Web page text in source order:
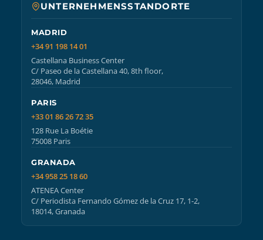
UNTERNEHMENSSTANDORTE
MADRID
+34 91 198 14 01
Castellana Business Center
C/ Paseo de la Castellana 40, 8th floor,
28046, Madrid
PARIS
+33 01 86 26 72 35
128 Rue La Boétie
75008 Paris
GRANADA
+34 958 25 18 60
ATENEA Center
C/ Periodista Fernando Gómez de la Cruz 17, 1-2,
18014, Granada